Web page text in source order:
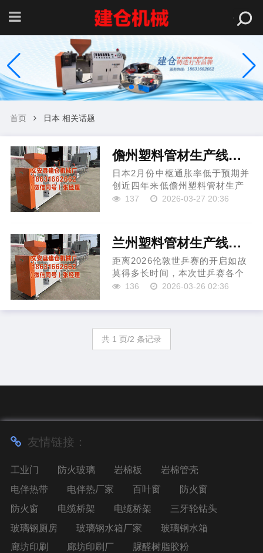
首页 日本 相关话题
儋州塑料管材生产线价格 日本中枢通胀率自2022年以来次低于央行方向水平
日本2月份中枢通胀率低于预期并
创近四年来低儋州塑料管材生产
线价格儋州塑料管材生产线价格
本。不外儋州塑料管材生产线价
格儋州塑料管材生产线价格，近
期...
137 2026-03-27 20:36
兰州塑料管材生产线厂家 日本伦敦世乒赛名单引热议，大藤沙月落第输给法例，长崎好意思柚入选
距离2026伦敦世乒赛的开启如故
莫得多长时间，本次世乒赛各个
球队齐额外好奇兰州塑料管材生
威出战，国乒是开启了里面采选
乒赛名单是公布了出来，不外
随...
136 2026-03-26 02:36
共 1 页/2 条记录
友情链接：
工业门 防火玻璃 岩棉板
岩棉管壳
电伴热带
电伴热厂家 百叶窗
防火窗
防火窗
电缆桥架 电缆桥架
三牙轮钻头
玻璃钢厕房
玻璃钢水箱厂家
玻璃钢水箱
廊坊印刷
廊坊印刷厂
脲醛树脂胶粉